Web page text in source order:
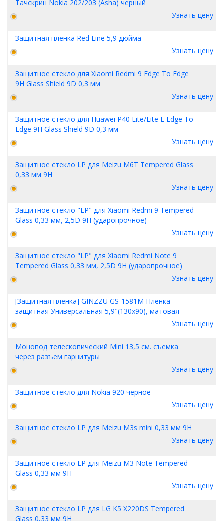
Тачскрин Nokia 202/203 (Asha) черный
Узнать цену
Защитная пленка Red Line 5,9 дюйма
Узнать цену
Защитное стекло для Xiaomi Redmi 9 Edge To Edge
9H Glass Shield 9D 0,3 мм
Узнать цену
Защитное стекло для Huawei P40 Lite/Lite E Edge To
Edge 9H Glass Shield 9D 0,3 мм
Узнать цену
Защитное стекло LP для Meizu M6T Tempered Glass
0,33 мм 9H
Узнать цену
Защитное стекло "LP" для Xiaomi Redmi 9 Tempered
Glass 0,33 мм, 2,5D 9H (ударопрочное)
Узнать цену
Защитное стекло "LP" для Xiaomi Redmi Note 9
Tempered Glass 0,33 мм, 2,5D 9H (ударопрочное)
Узнать цену
[Защитная пленка] GINZZU GS-1581M Пленка
защитная Универсальная 5,9"(130x90), матовая
Узнать цену
Монопод телескопический Mini 13,5 см. съемка
через разъем гарнитуры
Узнать цену
Защитное стекло для Nokia 920 черное
Узнать цену
Защитное стекло LP для Meizu M3s mini 0,33 мм 9H
Узнать цену
Защитное стекло LP для Meizu M3 Note Tempered
Glass 0,33 мм 9H
Узнать цену
Защитное стекло LP для LG K5 X220DS Tempered
Glass 0,33 мм 9H